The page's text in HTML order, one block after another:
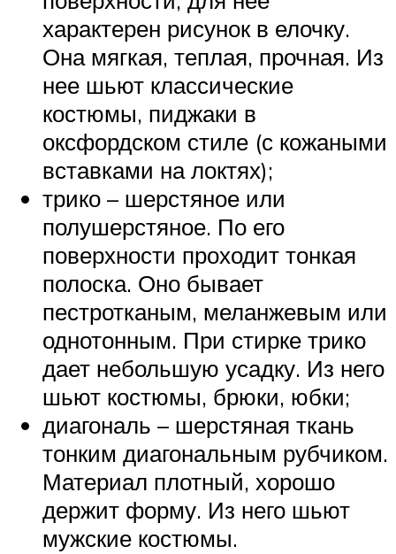
характерен рисунок в елочку.
Она мягкая, теплая, прочная. Из
нее шьют классические
костюмы, пиджаки в
оксфордском стиле (с кожаными
вставками на локтях);
трико – шерстяное или
полушерстяное. По его
поверхности проходит тонкая
полоска. Оно бывает
пестротканым, меланжевым или
однотонным. При стирке трико
дает небольшую усадку. Из него
шьют костюмы, брюки, юбки;
диагональ – шерстяная ткань
тонким диагональным рубчиком.
Материал плотный, хорошо
держит форму. Из него шьют
мужские костюмы.